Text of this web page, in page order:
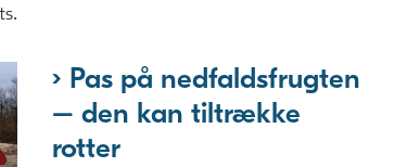
Pas på nedfaldsfrugten
– den kan tiltrække
rotter